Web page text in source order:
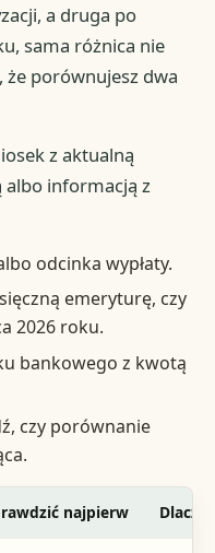
a druga po
sama różnica nie
że porównujesz dwa
z aktualną
albo informacją z
odcinka wypłaty.
emeryturę, czy
2026 roku.
bankowego z kwotą
czy porównanie
najpierw